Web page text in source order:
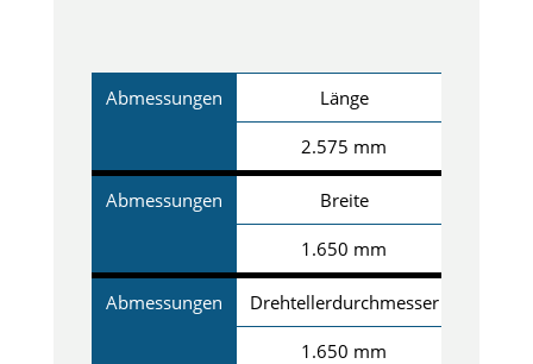
Abmessungen Länge
2.575 mm
Abmessungen Breite
1.650 mm
Abmessungen Drehtellerdurchmesser
1.650 mm